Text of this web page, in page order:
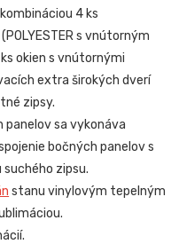
4 ks
s vnútorným
okien s vnútornými
extra širokých dverí
zipsy.
sa vykonáva
bočných panelov s
zipsu.
stanu vinylovým tepelným